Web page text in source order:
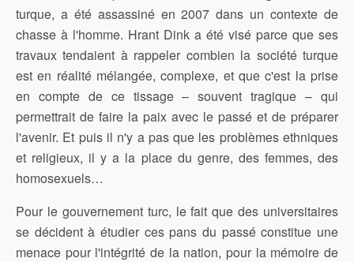
turque, a été assassiné en 2007 dans un contexte de
chasse à l'homme. Hrant Dink a été visé parce que ses
travaux tendaient à rappeler combien la société turque
est en réalité mélangée, complexe, et que c'est la prise
en compte de ce tissage – souvent tragique – qui
permettrait de faire la paix avec le passé et de préparer
l'avenir. Et puis il n'y a pas que les problèmes ethniques
et religieux, il y a la place du genre, des femmes, des
homosexuels…
Pour le gouvernement turc, le fait que des universitaires
se décident à étudier ces pans du passé constitue une
menace pour l'intégrité de la nation, pour la mémoire de